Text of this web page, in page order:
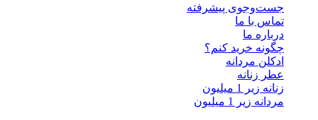
جست‌وجوی پیشرفته
تماس با ما
درباره ما
چگونه خرید کنم؟
ادکلن مردانه
عطر زنانه
زنانه زیر 1 میلیون
مردانه زیر 1 میلیون